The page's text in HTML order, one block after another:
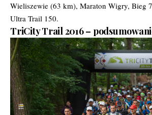
Wieliszewie (63 km), Maraton Wigry, Bieg
Ultra Trail 150.
TriCity Trail 2016 –